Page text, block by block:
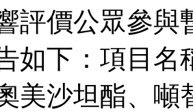
評價公眾參
如下：項目
美沙坦酯、噸